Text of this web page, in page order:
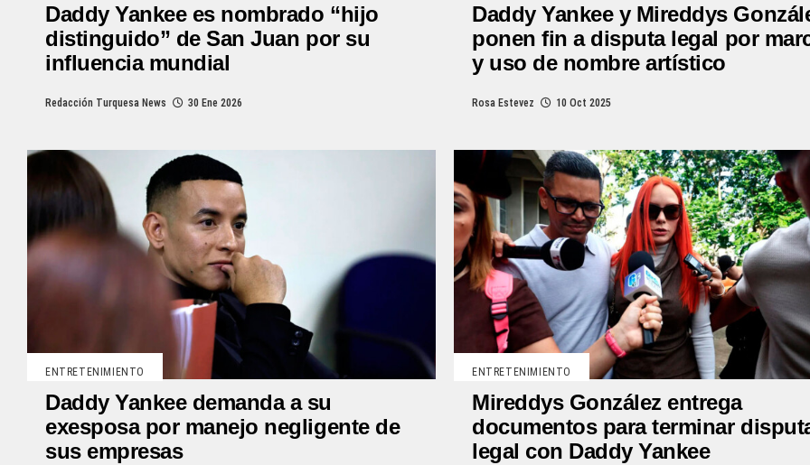
Daddy Yankee es nombrado “hijo
distinguido” de San Juan por su
influencia mundial
Redacción Turquesa News 30 Ene 2026
Daddy Yankee y Mireddys
ponen fin a disputa legal por
y uso de nombre artístico
Rosa Estevez 10 Oct 2025
ENTRETENIMIENTO
Daddy Yankee demanda a su
exesposa por manejo negligente de
sus empresas
ENTRETENIMIENTO
Mireddys González entrega
documentos para terminar
legal con Daddy Yankee